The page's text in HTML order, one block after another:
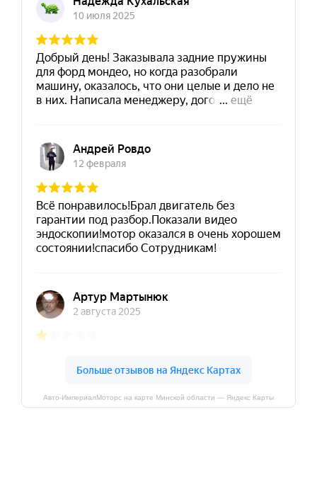
Авто-ИмпериалМоторс на карте Минской области — Яндекс Карты